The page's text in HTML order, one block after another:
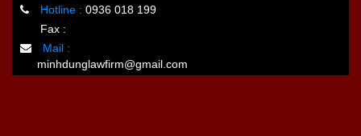
Hotline : 0936 018 199
Fax :
Mail :
minhdunglawfirm@gmail.com